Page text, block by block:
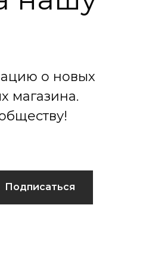
о новых
магазина.
Подписаться